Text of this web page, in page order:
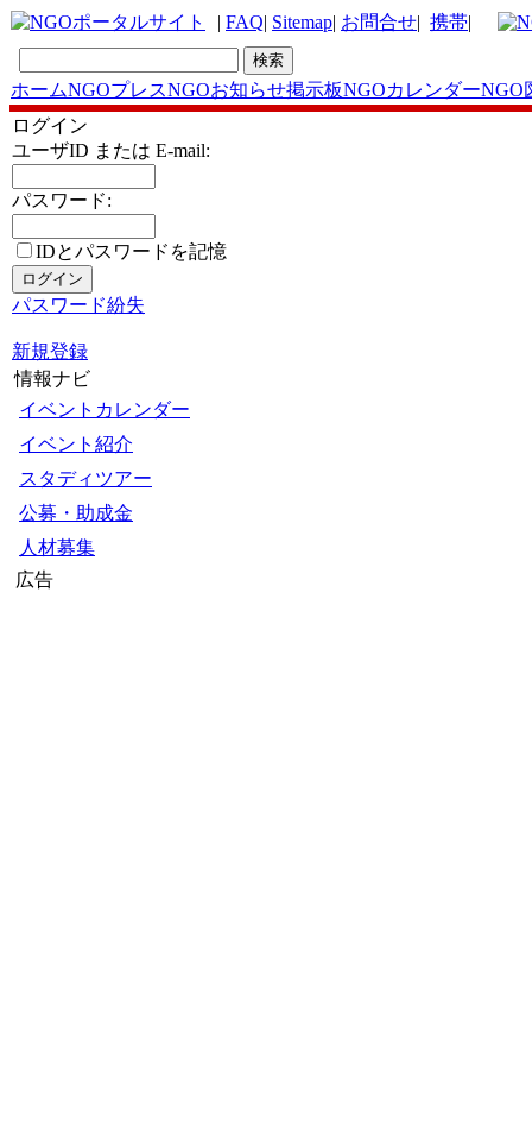
| FAQ| Sitemap| お問合せ| 携帯|
ホームNGOプレスNGOお知らせ掲示板NGOカレンダーNGO
ログイン
ユーザID または E-mail:
パスワード:
IDとパスワードを記憶
パスワード紛失
新規登録
情報ナビ
イベントカレンダー
イベント紹介
スタディツアー
公募・助成金
人材募集
広告